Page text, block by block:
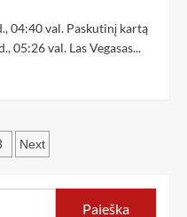
04:40 val. Paskutinį kartą
05:26 val. Las Vegasas...
Next